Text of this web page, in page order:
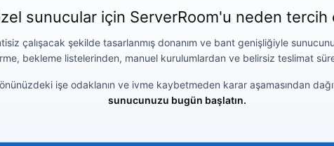
sunucular için ServerRoom'u neden tercih
çalışacak şekilde tasarlanmış donanım ve bant genişliğiyle
bekleme listelerinden, manuel kurulumlardan ve belirsiz teslimat
işe odaklanın ve ivme kaybetmeden karar aşamasından
sunucunuzu bugün başlatın.